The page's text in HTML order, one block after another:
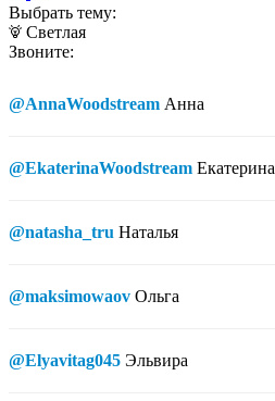
Выбрать тему:
Светлая
Звоните:
@AnnaWoodstream Анна
@EkaterinaWoodstream Екатерина
@natasha_tru Наталья
@maksimowaov Ольга
@Elyavitag045 Эльвира